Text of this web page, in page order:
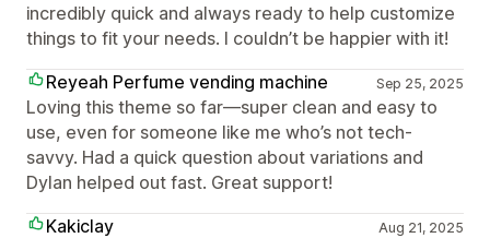
incredibly quick and always ready to help customize
things to fit your needs. I couldn’t be happier with it!
Reyeah Perfume vending machine
Sep 25, 2025
Loving this theme so far—super clean and easy to
use, even for someone like me who’s not tech-
savvy. Had a quick question about variations and
Dylan helped out fast. Great support!
Kakiclay
Aug 21, 2025